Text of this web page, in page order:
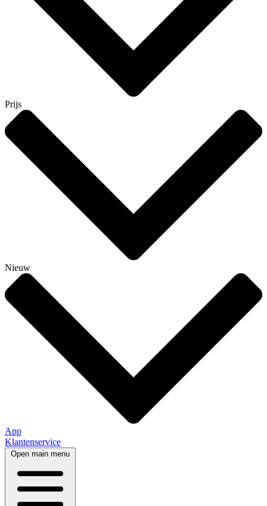
Prijs
Nieuw
App
Klantenservice
Open main menu